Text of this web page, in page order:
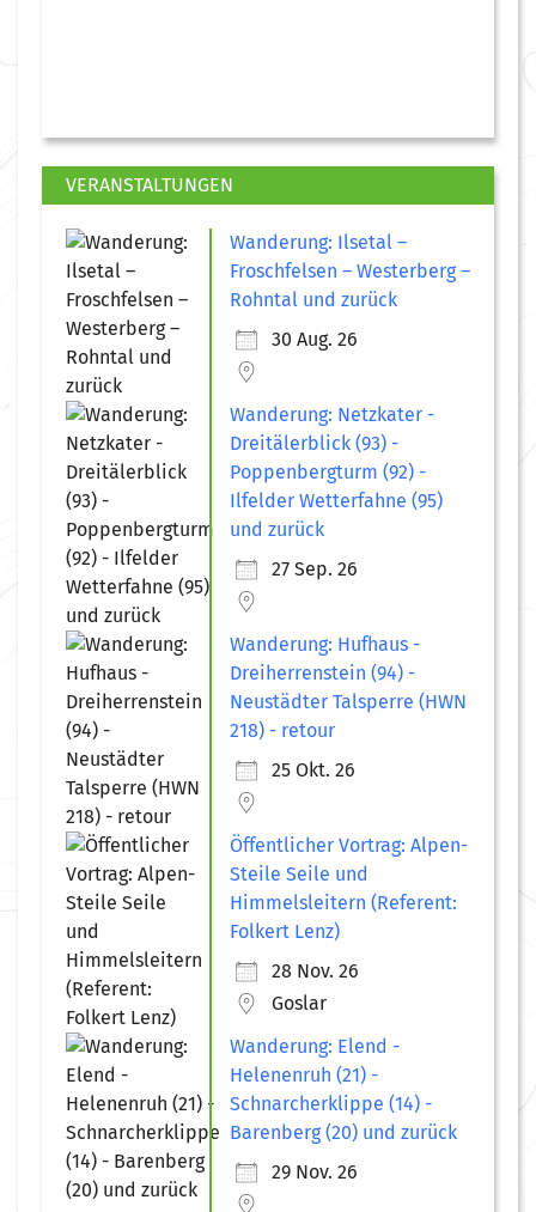
VERANSTALTUNGEN
Wanderung: Ilsetal –
Froschfelsen – Westerberg –
Rohntal und zurück
30 Aug. 26
Wanderung: Netzkater -
Dreitälerblick (93) -
Poppenbergturm (92) -
Ilfelder Wetterfahne (95)
und zurück
27 Sep. 26
Wanderung: Hufhaus -
Dreiherrenstein (94) -
Neustädter Talsperre (HWN
218) - retour
25 Okt. 26
Öffentlicher Vortrag: Alpen-
Steile Seile und
Himmelsleitern (Referent:
Folkert Lenz)
28 Nov. 26
Goslar
Wanderung: Elend -
Helenenruh (21) -
Schnarcherklippe (14) -
Barenberg (20) und zurück
29 Nov. 26